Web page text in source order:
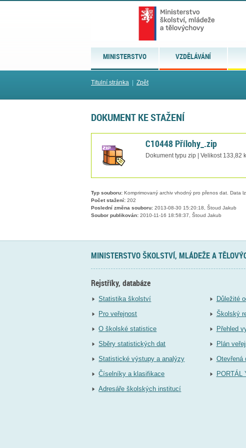
MINISTERSTVO VZDĚLÁVÁNÍ
Titulní stránka Zpět
DOKUMENT KE STAŽENÍ
C10448 Přílohy_.zip
Dokument typu zip | Velikost 133,82
Typ souboru: Komprimovaný archiv vhodný pro přenos dat. Data
Počet stažení: 202
Poslední změna souboru: 2013-08-30 15:20:18, Štoud Jakub
Soubor publikován: 2010-11-16 18:58:37, Štoud Jakub
MINISTERSTVO ŠKOLSTVÍ, MLÁDEŽE A
Rejstříky, databáze
Statistika školství
Pro veřejnost
O školské statistice
Sběry statistických dat
Statistické výstupy a analýzy
Číselníky a klasifikace
Adresáře školských institucí
Důležité
Školský
Přehled
Plán
Otevřená
PORTÁL